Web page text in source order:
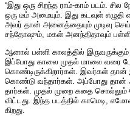
“இது ஒரு சிறந்த ராம்​-​காம் படம். சில
ஒரு டீம் அமை​யும். இது கடவுள்
அவர் தான் அனைத்​தை​யும் முடிவு
சந்​தோஷும், மகள் அனந்​தி​தா​வும்
ஆனால் பள்ளி காலத்​தில்
இப்போது காலை முதல் மாலை வரை
கொண்டிருக்கிறார்கள். இவர்​கள்
கொண்டு வந்​தார்​கள். அப்​போது ​தான்
தார்​கள். முதல் முறை கதை சொல்​லும்
விட்​டது. இந்த படத்​தில் காமெடி,
கிறது.